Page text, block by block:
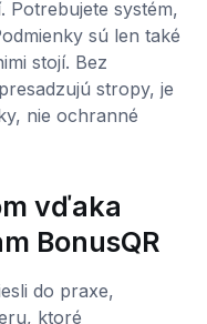
Potrebujete systém,
sú len také
stojí. Bez
stropy, je
nie ochranné
vďaka
BonusQR
do praxe,
ktoré